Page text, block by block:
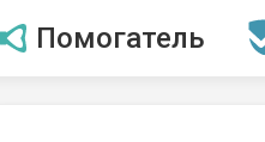
Помогатель